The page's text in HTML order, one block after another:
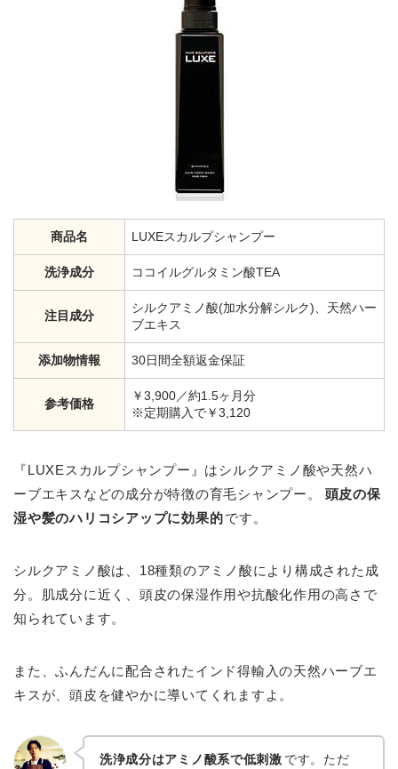
商品名 LUXEスカルプシャンプー
洗浄成分 ココイルグルタミン酸TEA
注目成分
シルクアミノ酸(加水分解シルク)、天然ハー
ブエキス
添加物情報 30日間全額返金保証
参考価格
￥3,900／約1.5ヶ月分
※定期購入で￥3,120
『LUXEスカルプシャンプー』はシルクアミノ酸や天然ハ
ーブエキスなどの成分が特徴の育毛シャンプー。
頭皮の保
湿や髪のハリコシアップに効果的です。
シルクアミノ酸は、18種類のアミノ酸により構成された成
分。肌成分に近く、頭皮の保湿作用や抗酸化作用の高さで
知られています。
また、ふんだんに配合されたインド得輸入の天然ハーブエ
キスが、頭皮を健やかに導いてくれますよ。
洗浄成分はアミノ酸系で低刺激 です。ただ